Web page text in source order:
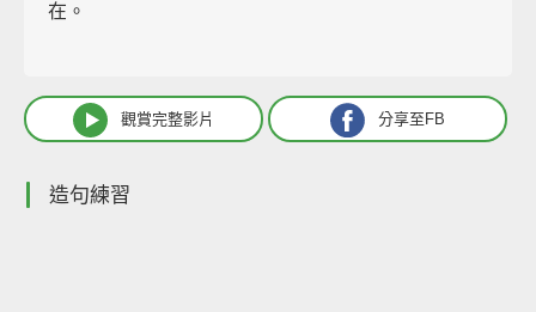
在。
觀賞完整影片 分享至FB
造句練習